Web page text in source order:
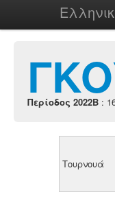
Περίοδος 2022B :
Τουρνουά